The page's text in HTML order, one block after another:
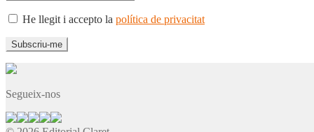
He llegit i accepto la política de privacitat
Segueix-nos